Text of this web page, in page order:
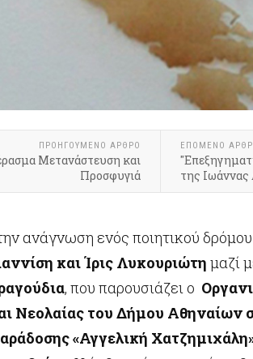
ΠΡΟΗΓΟΎΜΕΝΟ ΆΡΘΡΟ
Μετανάστευση και
Προσφυγιά
ΕΠΌΜΕΝΟ
της
ανάγνωση ενός ποιητικού
και Ίρις Λυκουριώτη μαζί
, που παρουσιάζει ο
Νεολαίας του Δήμου Αθηναίων
«Αγγελική